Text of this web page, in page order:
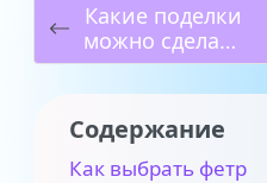
Какие поделки
можно сделать
из пуговиц
Содержание
Как выбрать фетр